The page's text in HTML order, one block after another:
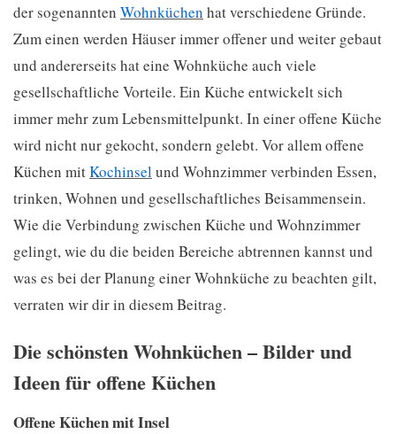
der sogenannten Wohnküchen hat verschiedene Gründe.
Zum einen werden Häuser immer offener und weiter gebaut
und andererseits hat eine Wohnküche auch viele
gesellschaftliche Vorteile. Ein Küche entwickelt sich
immer mehr zum Lebensmittelpunkt. In einer offene Küche
wird nicht nur gekocht, sondern gelebt. Vor allem offene
Küchen mitKochinselund Wohnzimmer verbinden Essen,
trinken, Wohnen und gesellschaftliches Beisammensein.
Wie die Verbindung zwischen Küche und Wohnzimmer
gelingt, wie du die beiden Bereiche abtrennen kannst und
was es bei der Planung einer Wohnküche zu beachten gilt,
verraten wir dir in diesem Beitrag.
Die schönsten Wohnküchen – Bilder und
Ideen für offene Küchen
Offene Küchen mit Insel